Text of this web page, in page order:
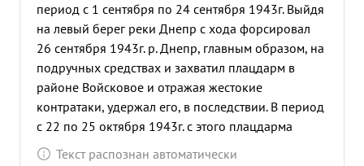
период с 1 сентября по 24 сентября 1943г. Выйдя
на левый берег реки Днепр с хода форсировал
26 сентября 1943г. р. Днепр, главным образом, на
подручных средствах и захватил плацдарм в
районе Войсковое и отражая жестокие
контратаки, удержал его, в последствии. В период
с 22 по 25 октября 1943г. с этого плацдарма
войска 8 гвардейской армии развили успешное
Текст распознан автоматически